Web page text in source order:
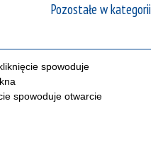
Pozostałe w kategorii